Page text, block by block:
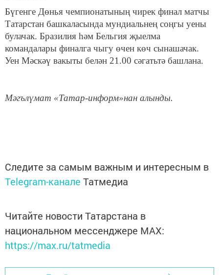
Бүгенге Дөнья чемпионатының чирек финал матчы
Татарстан башкаласында мундиальнең соңгы уены
булачак. Бразилия һәм Бельгия җыелма
командалары финалга чыгу өчен көч сынашачак.
Уен Мәскәү вакыты белән 21.00 сәгатьтә башлана.
Мәгълүмат «Татар-информ»нан алынды.
Следите за самым важным и интересным в
Telegram-канале Татмедиа
Читайте новости Татарстана в
национальном мессенджере MАХ:
https://max.ru/tatmedia